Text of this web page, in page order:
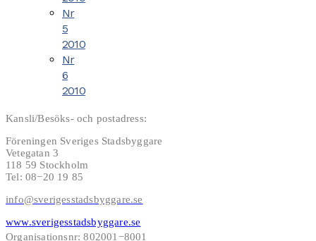
Nr
5
2010
Nr
6
2010
Kansli/Besöks- och postadress:
Föreningen Sveriges Stadsbyggare
Vetegatan 3
118 59 Stockholm
Tel: 08−20 19 85
info@sverigesstadsbyggare.se
www.sverigesstadsbyggare.se
Organisationsnr: 802001−8001